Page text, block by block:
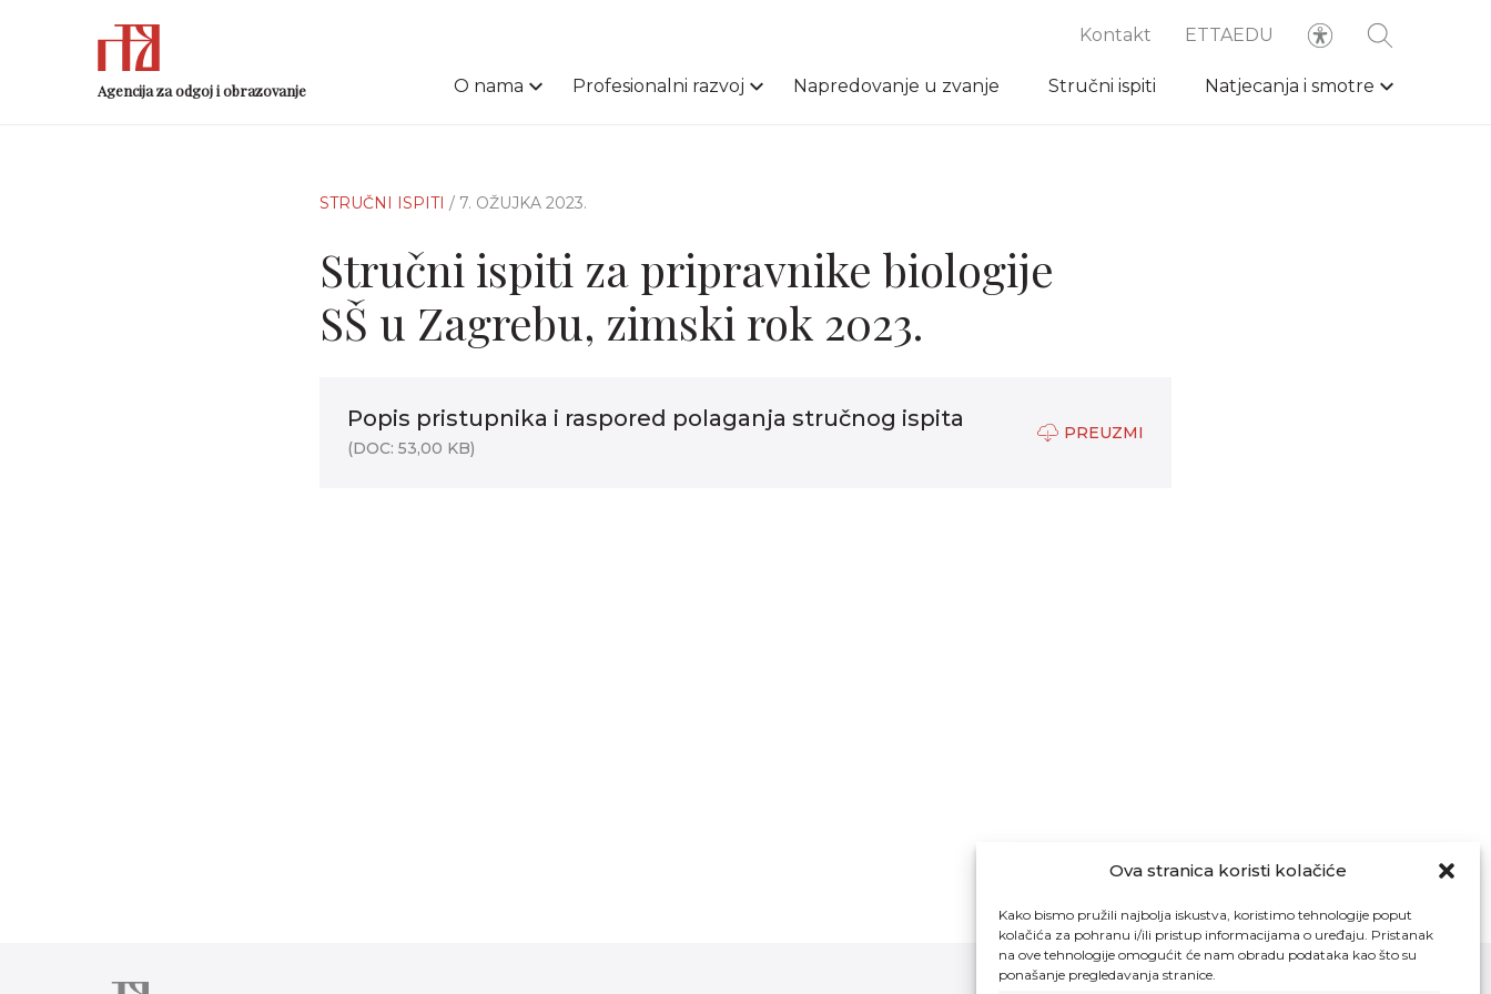
Ova stranica koristi kolačiće
Kako bismo pružili najbolja iskustva, koristimo tehnologije poput
kolačića za pohranu i/ili pristup informacijama o uređaju. Pristanak
na ove tehnologije omogućit će nam obradu podataka kao što su
ponašanje pregledavanja stranice.
Agencija za odgoj i obrazovanje
Kontakt ETTAEDU
O nama Profesionalni razvoj Napredovanje u zvanje Stručni ispiti Natjecanja i smotre
STRUČNI ISPITI / 7. OŽUJKA 2023.
Stručni ispiti za pripravnike biologije
SŠ u Zagrebu, zimski rok 2023.
Popis pristupnika i raspored polaganja stručnog ispita
(DOC: 53,00 KB)
PREUZMI